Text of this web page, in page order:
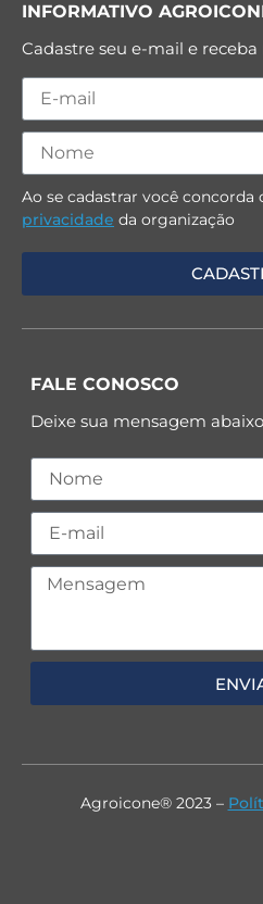
INFORMATIVO
Cadastre seu e-mail e receba
Ao se cadastrar você concorda
privacidade da organização
FALE CONOSCO
Deixe sua mensagem
Agroicone® 2023 –